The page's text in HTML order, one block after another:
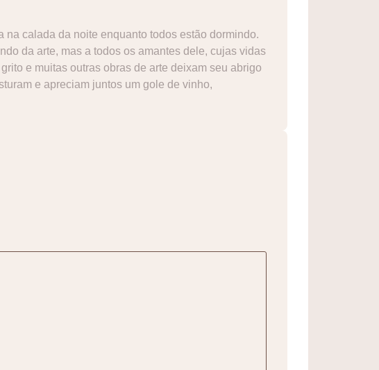
calada da noite enquanto todos estão dormindo.
da arte, mas a todos os amantes dele, cujas vidas
e muitas outras obras de arte deixam seu abrigo
e apreciam juntos um gole de vinho,